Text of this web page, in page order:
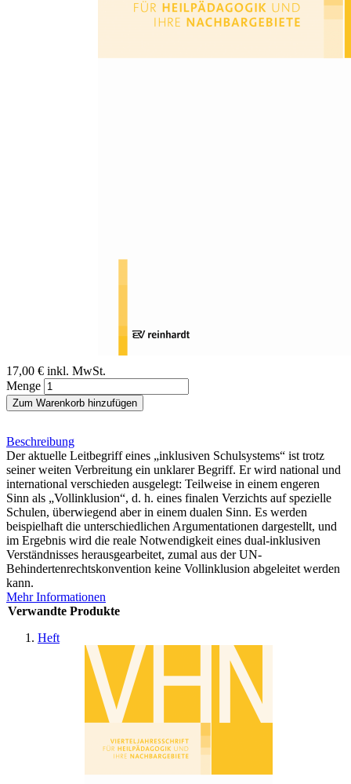
ein inklusives Schulsystem?
17,00 € inkl. MwSt.
Menge
Zum Warenkorb hinzufügen
Beschreibung
Der aktuelle Leitbegriff eines „inklusiven Schulsystems“ ist trotz
seiner weiten Verbreitung ein unklarer Begriff. Er wird national und
international verschieden ausgelegt: Teilweise in einem engeren
Sinn als „Vollinklusion“, d. h. eines finalen Verzichts auf spezielle
Schulen, überwiegend aber in einem dualen Sinn. Es werden
beispielhaft die unterschiedlichen Argumentationen dargestellt, und
im Ergebnis wird die reale Notwendigkeit eines dual-inklusiven
Verständnisses herausgearbeitet, zumal aus der UN-
Behindertenrechtskonvention keine Vollinklusion abgeleitet werden
kann.
Mehr Informationen
Verwandte Produkte
Heft